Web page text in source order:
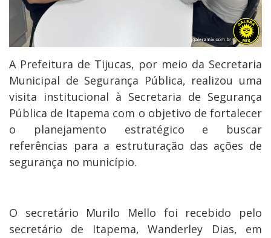
A Prefeitura de Tijucas, por meio da Secretaria
Municipal de Segurança Pública, realizou uma
visita institucional à Secretaria de Segurança
Pública de Itapema com o objetivo de fortalecer
o planejamento estratégico e buscar
referências para a estruturação das ações de
segurança no município.
O secretário Murilo Mello foi recebido pelo
secretário de Itapema, Wanderley Dias, em